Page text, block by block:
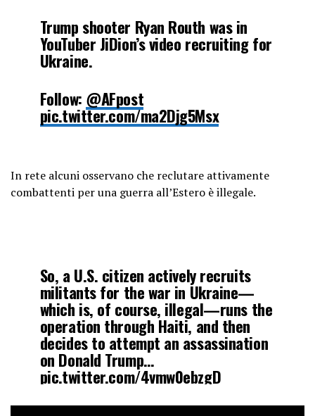
Trump shooter Ryan Routh was in
YouTuber JiDion’s video recruiting for
Ukraine.
Follow: @AFpost
pic.twitter.com/ma2Djg5Msx
2024
In rete alcuni osservano che reclutare attivamente
combattenti per una guerra all’Estero è illegale.
So, a U.S. citizen actively recruits
militants for the war in Ukraine—
which is, of course, illegal—runs the
operation through Haiti, and then
decides to attempt an assassination
on Donald Trump…
pic.twitter.com/4vmw0ebzgD